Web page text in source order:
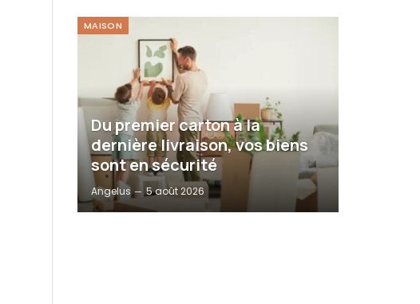
MAISON
Du premier carton à la
dernière livraison, vos biens
sont en sécurité
Angelus 5 août 2026